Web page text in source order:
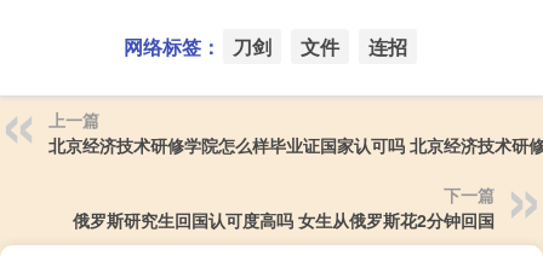
网络标签： 刀剑 文件 连招
上一篇
北京经济技术研修学院怎么样毕业证国家认可吗 北京经济技术研
下一篇
俄罗斯研究生回国认可度高吗 女生从俄罗斯花2分钟回国